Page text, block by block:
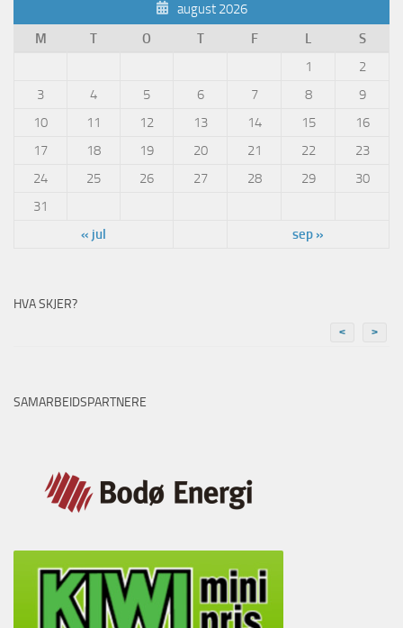
august 2026
M
T O T F L
S
1
2
3
4 5 6 7 8
9
10
11 12 13 14 15
16
17
18 19 20 21 22
23
24
25 26 27 28 29
30
31
« jul
sep »
HVA SKJER?
< >
SAMARBEIDSPARTNERE